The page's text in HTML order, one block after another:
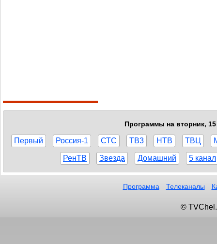
Программы на вторник, 15
Первый Россия-1 СТС ТВ3 НТВ ТВЦ
РенТВ Звезда Домашний 5 канал
Программа Телеканалы
©